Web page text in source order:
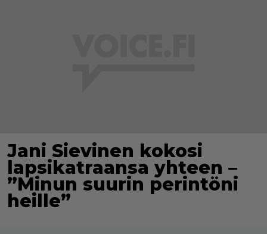
Jani Sievinen kokosi
lapsikatraansa yhteen –
”Minun suurin perintöni
heille”